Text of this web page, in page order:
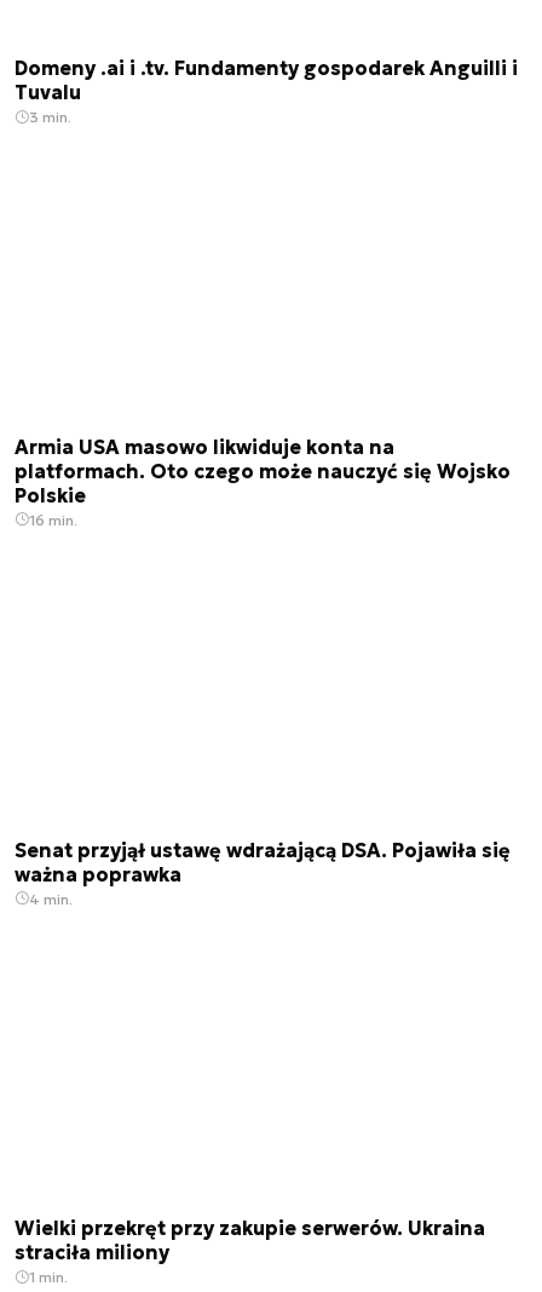
Domeny .ai i .tv. Fundamenty gospodarek Anguilli i
Tuvalu
3 min.
Armia USA masowo likwiduje konta na
platformach. Oto czego może nauczyć się Wojsko
Polskie
16 min.
Senat przyjął ustawę wdrażającą DSA. Pojawiła się
ważna poprawka
4 min.
Wielki przekręt przy zakupie serwerów. Ukraina
straciła miliony
1 min.